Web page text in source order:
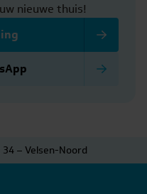
nieuwe thuis!
– Velsen-Noord